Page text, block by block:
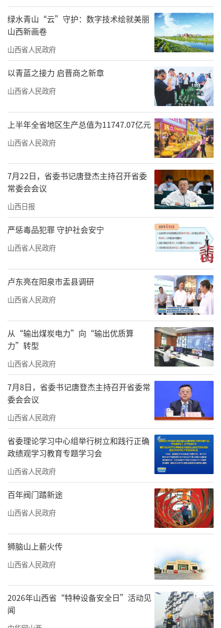
绿水青山“云”守护：数字技术绘就美丽
山西新画卷
山西省人民政府
以青蓝之接力 启晋商之新章
山西省人民政府
上半年全省地区生产总值为11747.07亿元
山西省人民政府
7月22日，省委书记唐登杰主持召开省委
常委会会议
山西日报
严惩毒品犯罪 守护社会安宁
山西省人民政府
卢东亮在阳泉市盂县调研
山西省人民政府
从“输出煤炭电力”向“输出优质算
力”转型
山西省人民政府
7月8日，省委书记唐登杰主持召开省委常
委会会议
山西省人民政府
省委理论学习中心组举行树立和践行正确
政绩观学习教育专题学习会
山西省人民政府
百年阀门踏新途
山西省人民政府
狮脑山上薪火传
山西省人民政府
2026年山西省“特种设备安全日”活动见
闻